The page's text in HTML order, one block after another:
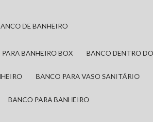
BANCO DE BANHEIRO
PARA BANHEIRO BOX BANCO DENTRO
BANCO PARA VASO SANITÁRIO
BANCO PARA BANHEIRO